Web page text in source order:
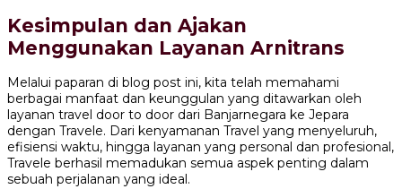
Kesimpulan dan Ajakan
Menggunakan Layanan Arnitrans
Melalui paparan di blog post ini, kita telah memahami
berbagai manfaat dan keunggulan yang ditawarkan oleh
layanan travel door to door dari Banjarnegara ke Jepara
dengan Travele. Dari kenyamanan Travel yang menyeluruh,
efisiensi waktu, hingga layanan yang personal dan profesional,
Travele berhasil memadukan semua aspek penting dalam
sebuah perjalanan yang ideal.